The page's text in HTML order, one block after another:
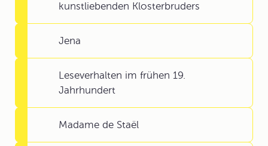
kunstliebenden Klosterbruders
Jena
Leseverhalten im frühen 19.
Jahrhundert
Madame de Staël